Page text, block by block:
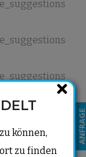
können,
zu finden